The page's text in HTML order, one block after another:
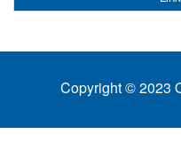
Copyright © 2023